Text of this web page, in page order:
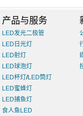
产品与服务
LED发光二极管
LED日光灯
LED射灯
LED球泡灯
LED杯灯 /LED筒灯
LED蜜蜂灯
LED捕鱼灯
食人鱼LED